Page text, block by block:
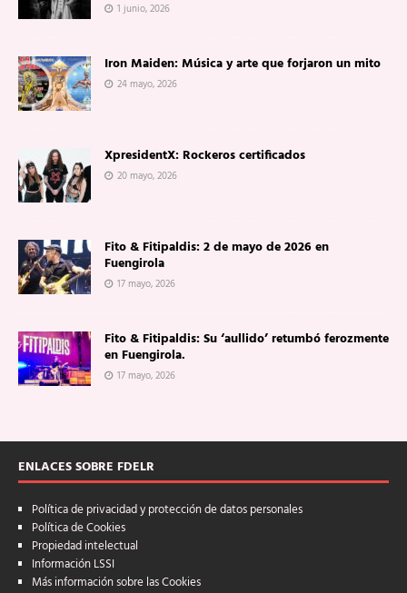
1 junio, 2026
Iron Maiden: Música y arte que forjaron un mito
24 mayo, 2026
XpresidentX: Rockeros certificados
20 mayo, 2026
Fito & Fitipaldis: 2 de mayo de 2026 en
Fuengirola
17 mayo, 2026
Fito & Fitipaldis: Su ‘aullido’ retumbó ferozmente
en Fuengirola.
17 mayo, 2026
ENLACES SOBRE FDELR
Política de privacidad y protección de datos personales
Política de Cookies
Propiedad intelectual
Información LSSI
Más información sobre las Cookies